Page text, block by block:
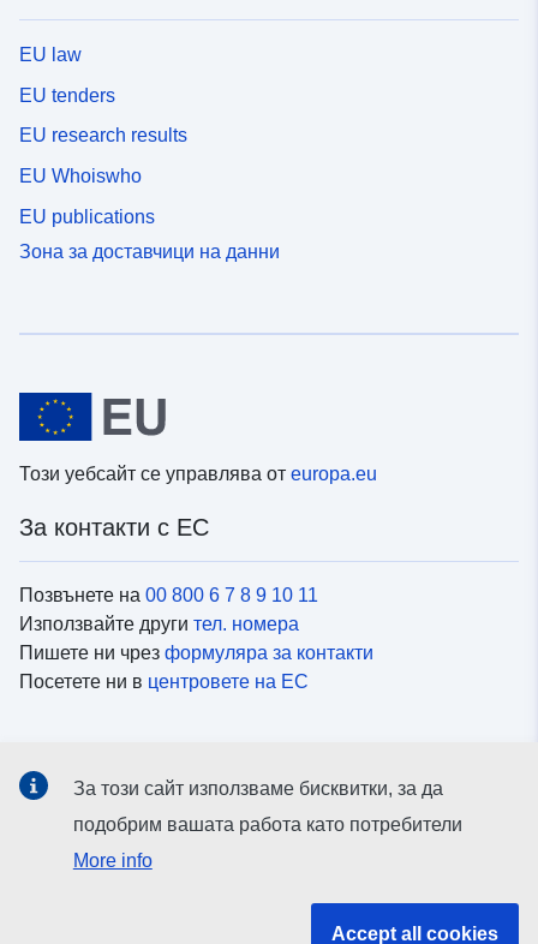
EU law
EU tenders
EU research results
EU Whoiswho
EU publications
Зона за доставчици на данни
Този уебсайт се управлява от europa.eu
За контакти с ЕС
Позвънете на 00 800 6 7 8 9 10 11
Използвайте други тел. номера
Пишете ни чрез формуляра за контакти
Посетете ни в центровете на ЕС
Вижте профили на ЕС в социалните медии
Институции и органи на ЕС
За този сайт използваме бисквитки, за да
подобрим вашата работа като потребители
More info
Accept all cookies